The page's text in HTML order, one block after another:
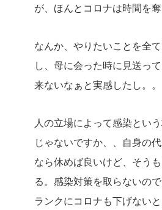
が、ほんとコロナは時間を奪
なんか、やりたいことを全
し、母に会った時に見送っ
来ないなぁと実感したし。。
人の立場によって感染とい
じゃないですか、、自身の
なら休めば良いけど、そう
る。感染対策を取らないの
ランクにコロナも下げない